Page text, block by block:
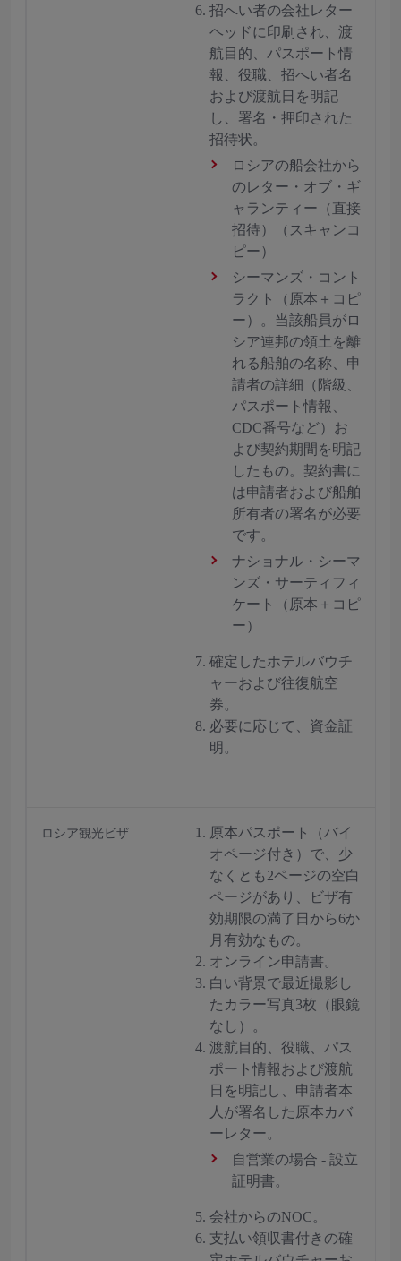
招へい者の会社レター
ヘッドに印刷され、渡
航目的、パスポート情
報、役職、招へい者名
および渡航日を明記
し、署名・押印された
招待状。
ロシアの船会社から
のレター・オブ・ギ
ャランティー（直接
招待）（スキャンコ
ピー）
シーマンズ・コント
ラクト（原本＋コピ
ー）。当該船員がロ
シア連邦の領土を離
れる船舶の名称、申
請者の詳細（階級、
パスポート情報、
CDC番号など）お
よび契約期間を明記
したもの。契約書に
は申請者および船舶
所有者の署名が必要
です。
ナショナル・シーマ
ンズ・サーティフィ
ケート（原本＋コピ
ー）
確定したホテルバウチ
ャーおよび往復航空
券。
必要に応じて、資金証
明。
ロシア観光ビザ
原本パスポート（バイ
オページ付き）で、少
なくとも2ページの空白
ページがあり、ビザ有
効期限の満了日から6か
月有効なもの。
オンライン申請書。
白い背景で最近撮影し
たカラー写真3枚（眼鏡
なし）。
渡航目的、役職、パス
ポート情報および渡航
日を明記し、申請者本
人が署名した原本カバ
ーレター。
自営業の場合 - 設立
証明書。
会社からのNOC。
支払い領収書付きの確